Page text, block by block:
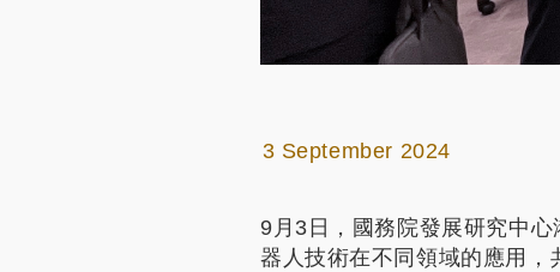
3 September 2024
9月3日，國務院發展研究中
器人技術在不同領域的應用